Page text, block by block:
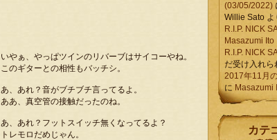
いやぁ、やっぱツインのリバーブはサイコーやね。
このギターとの相性もバッチシ。
あ、あれ？音がブチブチ言ってるよ。
ああ、真空管の接触だったのね。
あ、あれ？フットスイッチ無くなってるよ？
トレモロだめじゃん。
(03/05/2022)
Willie Sato よ
R.I.P. NICK
Masazumi Ito
R.I.P. NICK
だ受け入れら
2017年11月
に Masazumi
カテ